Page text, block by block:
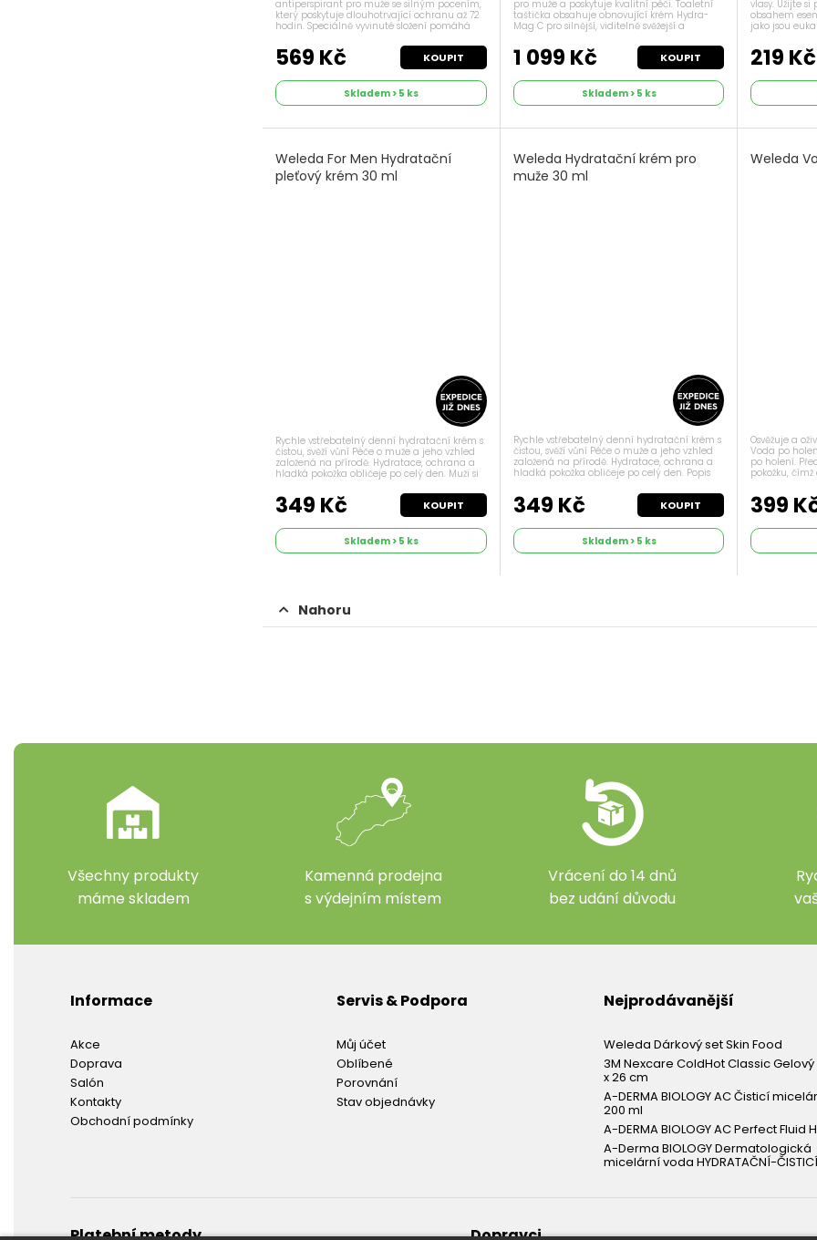
antiperspirant pro muže se silným pocením,
který poskytuje dlouhotrvající ochranu až 72
hodin. Speciálně vyvinuté složení pomáhá
pocit svěžesti a komfortu. ...
569 Kč KOUPIT
Skladem > 5 ks
pro muže a poskytuje kvalitní péči. Toaletní
taštička obsahuje obnovující krém Hydra-
Mag C pro silnější, viditelně svěžejší a
energizovanou pleť. V balíčku je také
antiperspirant Clinical Control 96H,...
1 099 Kč KOUPIT
Skladem > 5 ks
vlasy. Užijte
obsahem
jako jsou
cubeba a
správně – péčí
219 Kč
Weleda For Men Hydratační
pleťový krém 30 ml
Rychle vstřebatelný denní hydratační krém s
čistou, svěží vůní Péče o muže a jeho vzhled
založená na přírodě. Hydratace, ochrana a
hladká pokožka obličeje po celý den. Muži si
málokterý z nich to přizná...
349 Kč KOUPIT
Skladem > 5 ks
Weleda Hydratační krém pro
muže 30 ml
Rychle vstřebatelný denní hydratační krém s
čistou, svěží vůní Péče o muže a jeho vzhled
založená na přírodě. Hydratace, ochrana a
hladká pokožka obličeje po celý den. Popis
ale málokterý z nich to...
349 Kč KOUPIT
Skladem > 5 ks
Weleda
Osvěžuje a
Voda po
po holení.
pokožku,
pleť, má
399
Nahoru
Všechny produkty
máme skladem
Kamenná prodejna
s výdejním místem
Vrácení do 14 dnů
bez udání důvodu
Informace
Akce
Doprava
Salón
Kontakty
Obchodní podmínky
Servis & Podpora
Můj účet
Oblíbené
Porovnání
Stav objednávky
Nejprodávanější
Weleda Dárkový set Skin Food
3M Nexcare ColdHot Classic Gelový
x 26 cm
A-DERMA BIOLOGY AC Čisticí
200 ml
A-DERMA BIOLOGY AC Perfect Fluid
A-Derma BIOLOGY Dermatologická
micelární voda HYDRATAČNÍ-
Platební metody Dopravci